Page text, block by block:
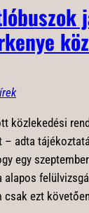
közlekedési
– adta
egy
ezt